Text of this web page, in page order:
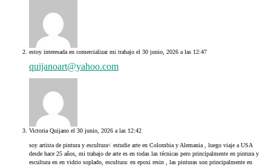
estoy interesada en comercializar mi trabajo el 30 junio, 2026 a las 12:47
quijanoart@yahoo.com
Victoria Quijano el 30 junio, 2026 a las 12:42
soy artista de pintura y escultura< estudie arte en Colombia y Alemania , luego viaje a USA
desde hace 25 años, mi trabajo de arte es en todas las técnicas pero principalmente en pintura y
escultura en en vidrio soplado, escultura: en epoxi resin , las pinturas son principalmente en